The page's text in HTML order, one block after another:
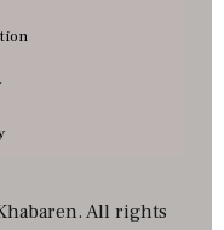
All rights